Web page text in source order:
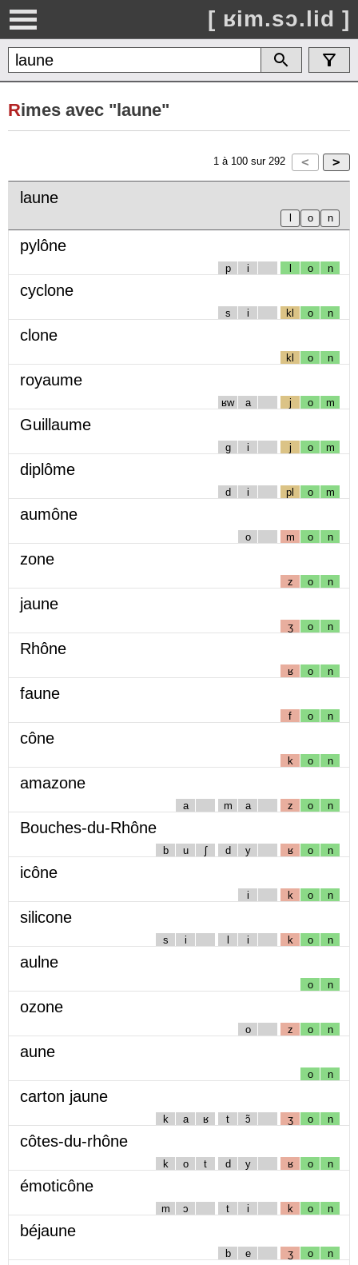
[ ʁim.sɔ.lid ]
Rimes avec "laune"
1 à 100 sur 292
laune
pylône
p i l o n
cyclone
s i kl o n
clone
kl o n
royaume
ʁw a j o m
Guillaume
g i j o m
diplôme
d i pl o m
aumône
o m o n
zone
z o n
jaune
ʒ o n
Rhône
ʁ o n
faune
f o n
cône
k o n
amazone
a m a z o n
Bouches-du-Rhône
b u ʃ d y ʁ o n
icône
i k o n
silicone
s i l i k o n
aulne
o n
ozone
o z o n
aune
o n
carton jaune
k a ʁ t ɔ̃ ʒ o n
côtes-du-rhône
k o t d y ʁ o n
émoticône
m ɔ t i k o n
béjaune
b e ʒ o n